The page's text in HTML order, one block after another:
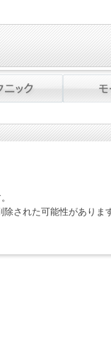
された可能性がありま